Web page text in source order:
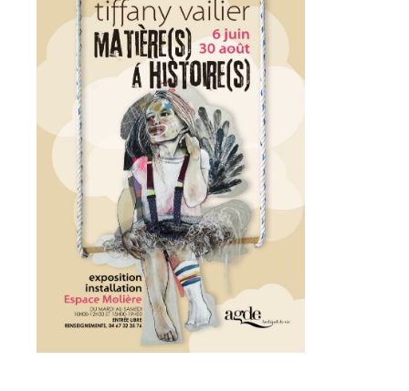
J'accepte lestermes et conditions
* Champ obligatoire